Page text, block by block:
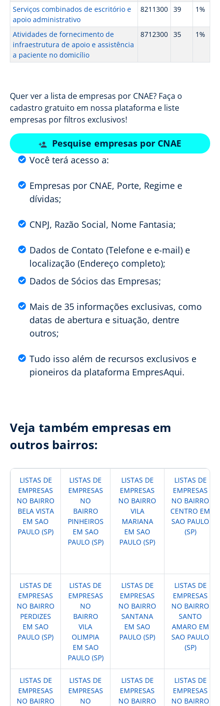
Serviços combinados de escritório e
apoio administrativo
8211300 39 1%
Atividades de fornecimento de
infraestrutura de apoio e assistência
a paciente no domicílio
8712300 35 1%
Quer ver a lista de empresas por CNAE? Faça o
cadastro gratuito em nossa plataforma e liste
empresas por filtros exclusivos!
Pesquise empresas por CNAE
Você terá acesso a:
Empresas por CNAE, Porte, Regime e
dívidas;
CNPJ, Razão Social, Nome Fantasia;
Dados de Contato (Telefone e e-mail) e
localização (Endereço completo);
Dados de Sócios das Empresas;
Mais de 35 informações exclusivas, como
datas de abertura e situação, dentre
outros;
Tudo isso além de recursos exclusivos e
pioneiros da plataforma EmpresAqui.
Veja também empresas em
outros bairros:
LISTAS DE
EMPRESAS
NO BAIRRO
BELA VISTA
EM SAO
PAULO (SP)
LISTAS DE
EMPRESAS
NO
BAIRRO
PINHEIROS
EM SAO
PAULO (SP)
LISTAS DE
EMPRESAS
NO BAIRRO
VILA
MARIANA
EM SAO
PAULO (SP)
LISTAS DE
EMPRESAS
NO BAIRRO
CENTRO EM
SAO PAULO
(SP)
LISTAS DE
EMPRESAS
NO BAIRRO
PERDIZES
EM SAO
PAULO (SP)
LISTAS DE
EMPRESAS
NO
BAIRRO
VILA
OLIMPIA
EM SAO
PAULO (SP)
LISTAS DE
EMPRESAS
NO BAIRRO
SANTANA
EM SAO
PAULO (SP)
LISTAS DE
EMPRESAS
NO BAIRRO
SANTO
AMARO EM
SAO PAULO
(SP)
LISTAS DE
EMPRESAS
NO BAIRRO
LISTAS DE
EMPRESAS
NO
LISTAS DE
EMPRESAS
NO BAIRRO
LISTAS DE
EMPRESAS
NO BAIRRO